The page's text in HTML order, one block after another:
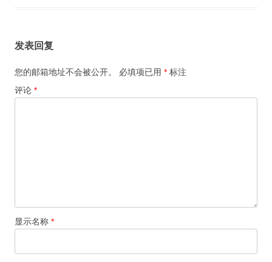
发表回复
您的邮箱地址不会被公开。 必填项已用 * 标注
评论 *
显示名称 *